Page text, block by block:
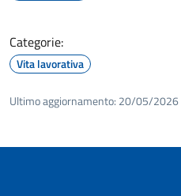
Categorie:
Vita lavorativa
Ultimo aggiornamento: 20/05/2026